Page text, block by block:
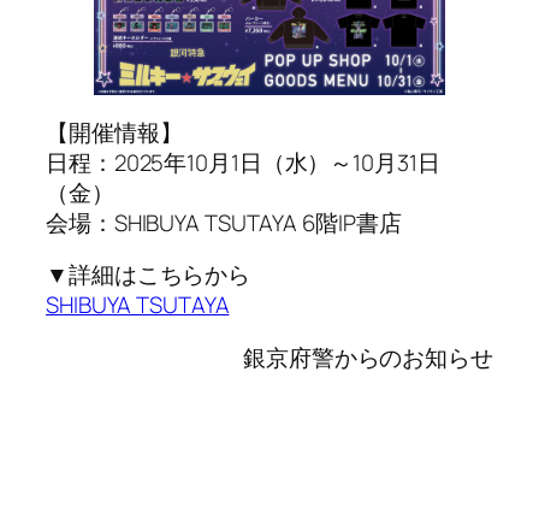
【開催情報】
日程：2025年10月1日（水）～10月31日
（金）
会場：SHIBUYA TSUTAYA 6階IP書店
▼詳細はこちらから
SHIBUYA TSUTAYA
銀京府警からのお知らせ